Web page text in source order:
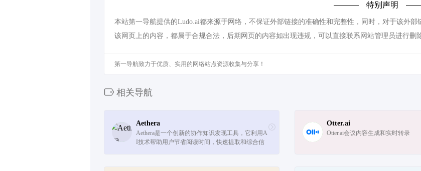
特别声明
本站第一导航提供的Ludo.ai都来源于网络，不保证外部链接的准确性和完整性，同时，对于该外部
该网页上的内容，都属于合规合法，后期网页的内容如出现违规，可以直接联系网站管理员进行删
第一导航致力于优质、实用的网络站点资源收集与分享！
相关导航
Aethera
Aethera是一个创新的协作知识发现工具，它利用A
I技术帮助用户节省阅读时间，快速提取和综合信
Otter.ai
Otter.ai会议内容生成和实时转录